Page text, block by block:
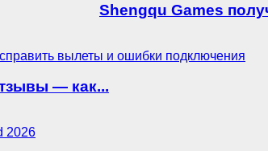
Shengqu Games
— как...